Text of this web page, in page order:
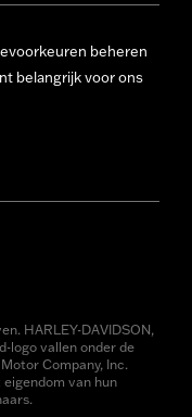
beheren
belangrijk voor ons
HARLEY-DAVIDSON,
logo vallen onder de
Company, Inc.
van hun